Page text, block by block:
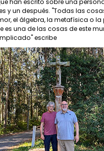
han escrito sobre una
y un después. "Todas las
el álgebra, la metafísica o la
es una de las cosas de este
escribe